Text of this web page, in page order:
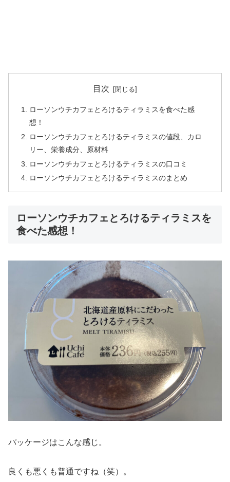
目次
ローソンウチカフェとろけるティラミスを食べた感
想！
ローソンウチカフェとろけるティラミスの値段、カロ
リー、栄養成分、原材料
ローソンウチカフェとろけるティラミスの口コミ
ローソンウチカフェとろけるティラミスのまとめ
ローソンウチカフェとろけるティラミスを
食べた感想！
パッケージはこんな感じ。
良くも悪くも普通ですね（笑）。